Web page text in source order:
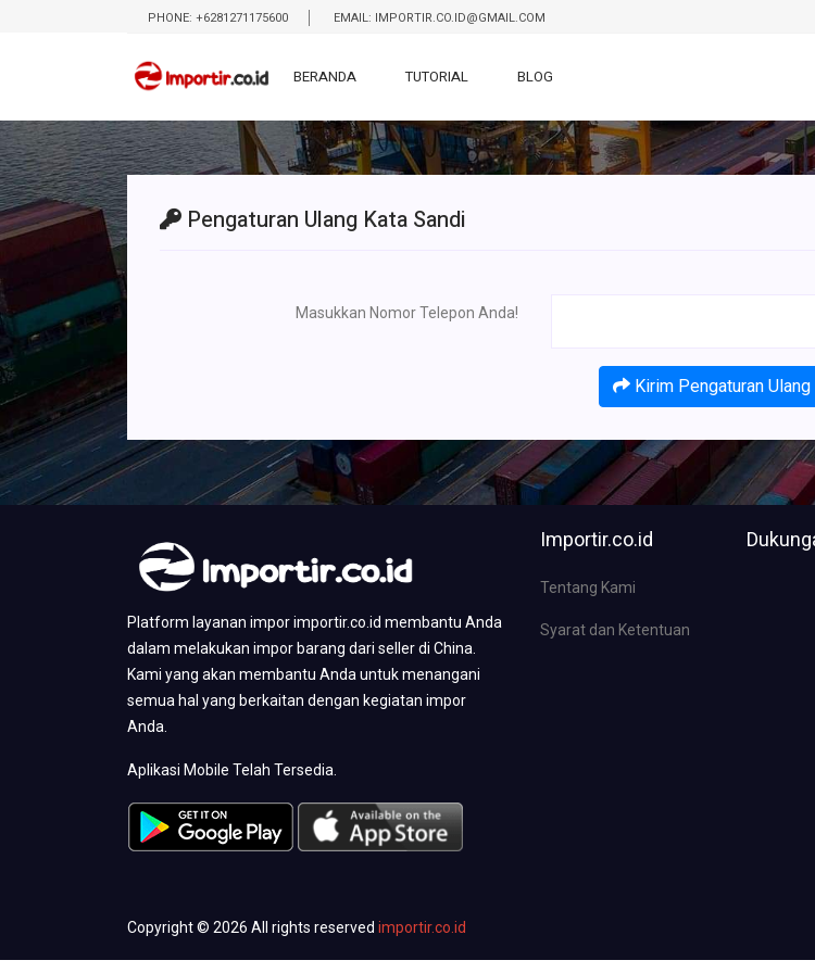
PHONE: +6281271175600 EMAIL: IMPORTIR.CO.ID@GMAIL.COM
BERANDA TUTORIAL BLOG
Pengaturan Ulang Kata Sandi
Masukkan Nomor Telepon Anda!
Kirim Pengaturan
Platform layanan impor importir.co.id membantu Anda
dalam melakukan impor barang dari seller di China.
Kami yang akan membantu Anda untuk menangani
semua hal yang berkaitan dengan kegiatan impor
Anda.
Aplikasi Mobile Telah Tersedia.
Importir.co.id
Tentang Kami
Syarat dan Ketentuan
Copyright © 2026 All rights reserved importir.co.id